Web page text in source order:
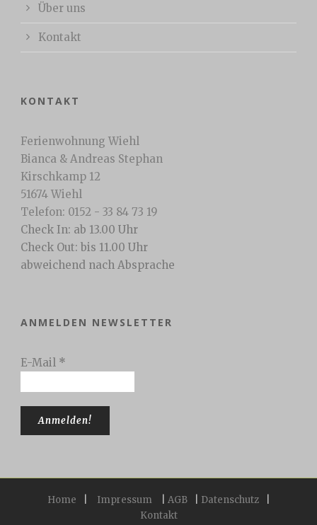
Über uns
Kontakt
KONTAKT
Ferienwohnung Wiehl
Bianca & Andreas Stephan
Kirschkamp 12
51674 Wiehl
Telefon: 0152 - 33 84 73 19
Check In: ab 13.00 Uhr
Check Out: bis 11.00 Uhr
abweichend nach Absprache
ANMELDEN NEWSLETTER
E-Mail *
Home Impressum AGB Datenschutz
Kontakt